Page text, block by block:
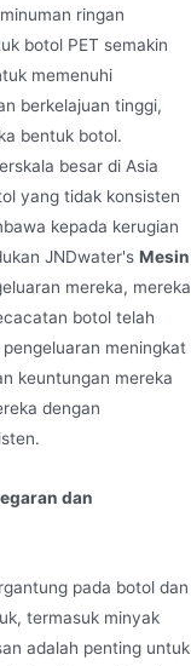
ringan
botol PET semakin
memenuhi
berkelajuan tinggi,
bentuk botol.
besar di Asia
yang tidak konsisten
kepada kerugian
JNDwater's Mesin
mereka, mereka
botol telah
meningkat
keuntungan mereka
dengan
dan
pada botol dan
termasuk minyak
adalah penting untuk